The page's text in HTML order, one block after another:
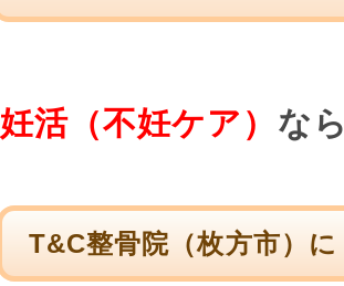
妊活（不妊ケア） なら
T&C整骨院（枚方市） に